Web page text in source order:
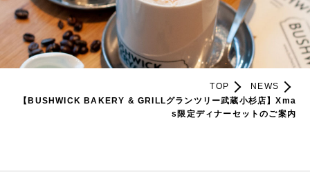
TOP
NEWS
【BUSHWICK BAKERY & GRILLグランツリー武蔵小杉店】Xma
s限定ディナーセットのご案内